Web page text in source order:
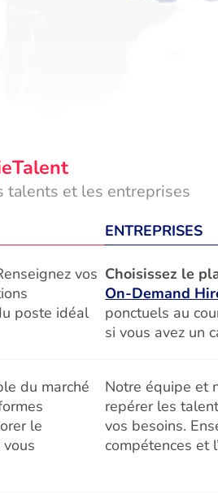
talents et les entreprises
ENTREPRISES
vos
poste idéal
Choisissez le
On-Demand
ponctuels au
si vous avez un
du marché
le
Notre équipe et
repérer les
vos besoins.
compétences et